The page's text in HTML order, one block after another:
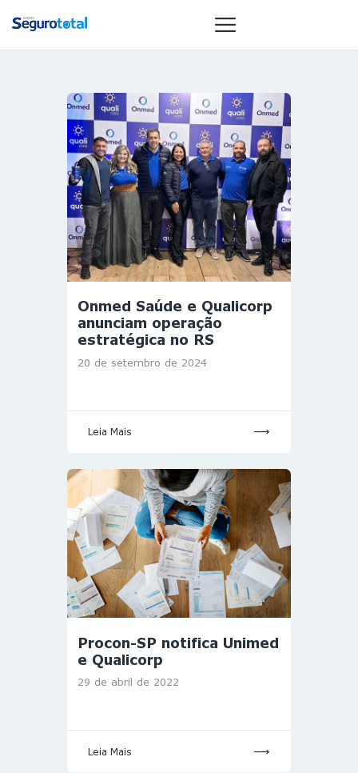
NOTÍCIAS
REVISTA
ESPECIAIS
GAIVOTA DE
OURO
ST SUMMIT
MULHERES
GESTORAS
HOMEST
HOME
Onmed Saúde e Qualicorp
anunciam operação
estratégica no RS
20 de setembro de 2024
Leia Mais
Procon-SP notifica Unimed
e Qualicorp
29 de abril de 2022
Leia Mais